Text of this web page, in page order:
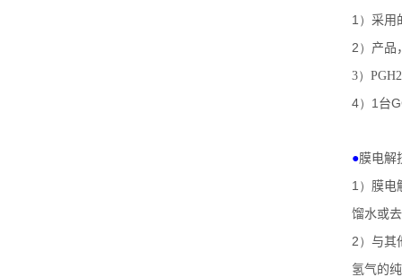
1） 采用
2） 产品
3）
4）1 台
●膜电解
1） 膜电
馏水或
2） 与其
氢气的